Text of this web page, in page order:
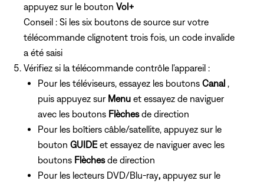
appuyez sur le bouton Vol+
Conseil : Si les six boutons de source sur votre
télécommande clignotent trois fois, un code invalide
a été saisi
Vérifiez si la télécommande contrôle l'appareil :
Pour les téléviseurs, essayez les boutons Canal
puis appuyez sur Menu et essayez de naviguer
avec les boutons Flèchesde direction
Pour les boîtiers câble/satellite, appuyez sur le
bouton GUIDEet essayez de naviguer avec les
boutons Flèchesde direction
Pour les lecteurs DVD/Blu-ray, appuyez sur le